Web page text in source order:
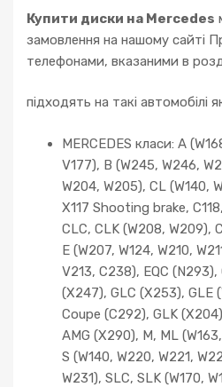
Купити диски на Mercedes
замовлення на нашому сайті
телефонами, вказаними в
підходять на такі автомобілі
MERCEDES класи: A
V177), B (W245, W246,
W204, W205), CL (W140,
X117 Shooting brake,
CLC, CLK (W208, W209),
E (W207, W124, W210,
V213, C238), EQC
(X247), GLC (X253), GLE
Coupe (C292), GLK
AMG (X290), M, ML
S (W140, W220, W221,
W231), SLC, SLK (W170,